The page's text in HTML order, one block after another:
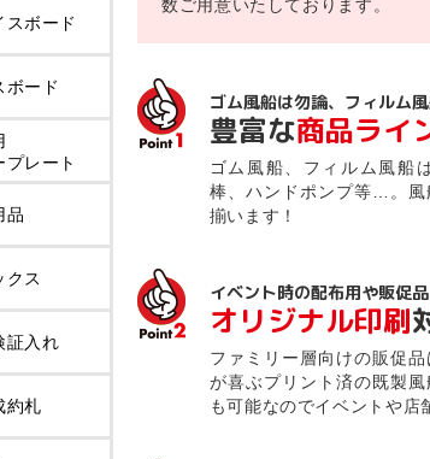
数ご用意いたしております。
ゴム風船は勿論、フィルム
豊富な商品ライ
ゴム風船、フィルム風船
棒、ハンドポンプ等…。風
揃います！
イベント時の配布用や販促
オリジナル印刷
ファミリー層向けの販促
が喜ぶプリント済の既製
も可能なのでイベントや店
スボード
ボード
レート
品
クス
証入れ
約札